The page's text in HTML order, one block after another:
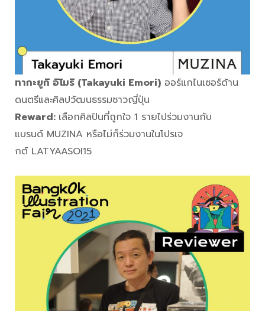
ทากะยูกิ อิโมริ (Takayuki Emori) ออร์แกไนเซอร์ด้าน
ดนตรีและศิลปวัฒนธรรมชาวญี่ปุ่น
Reward: เลือกศิลปินที่ถูกใจ 1 รายไปร่วมงานกับ
แบรนด์ MUZINA หรือไม่ก็ร่วมงานในโปรเจ
กต์ LATYAASOI15